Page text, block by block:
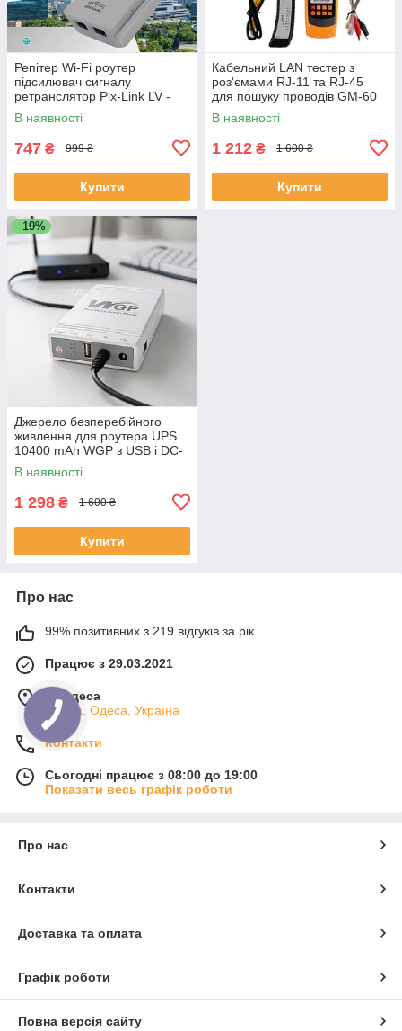
Репітер Wi-Fi роутер
підсилювач сигналу
ретранслятор Pix-Link LV -
WR09Q
В наявності
747 ₴ 999 ₴
Купити
Кабельний LAN тестер з
роз'ємами RJ-11 та RJ-45
для пошуку проводів GM-60
В наявності
1 212 ₴ 1 600 ₴
Купити
–19%
Джерело безперебійного
живлення для роутера UPS
10400 mAh WGP з USB і DC-
виходами 5V 9V 12V,
безперебійник міні ДБЖ,
В наявності
1 298 ₴ 1 600 ₴
Купити
Про нас
99% позитивних з 219 відгуків за рік
Працює з 29.03.2021
м. Одеса
Одеса, Одеса, Україна
Контакти
Сьогодні працює з 08:00 до 19:00
Показати весь графік роботи
Про нас
Контакти
Доставка та оплата
Графік роботи
Повна версія сайту